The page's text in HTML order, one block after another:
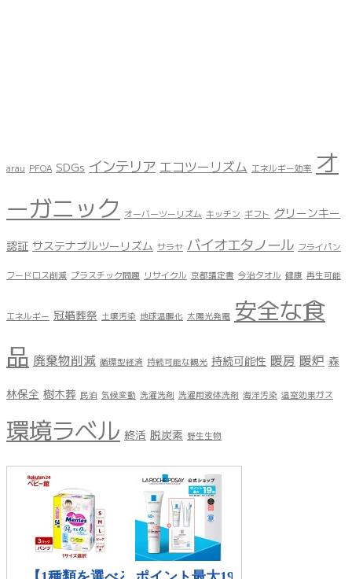
arau PFOA SDGs インテリア エコツーリズム エネルギー効率 オ
ーガニック オーバーツーリズム キッチン ギフト グリーンキー
認証 サステナブルツーリズム サラヤ バイオエタノール フライパン
フードロス削減 プラスチック問題 リサイクル 京都議定書 今治タオル 健康 再生可能
エネルギー 冠婚葬祭 土壌汚染 地球温暖化 太陽光発電 安全な食
品 廃棄物削減 循環型経済 持続可能な観光 持続可能性 暖房 暖炉 森
林保全 樹木葬 民泊 気候変動 洗濯洗剤 洗濯用液体洗剤 海洋汚染 温室効果ガス
環境ラベル 終活 脱炭素 野生生物